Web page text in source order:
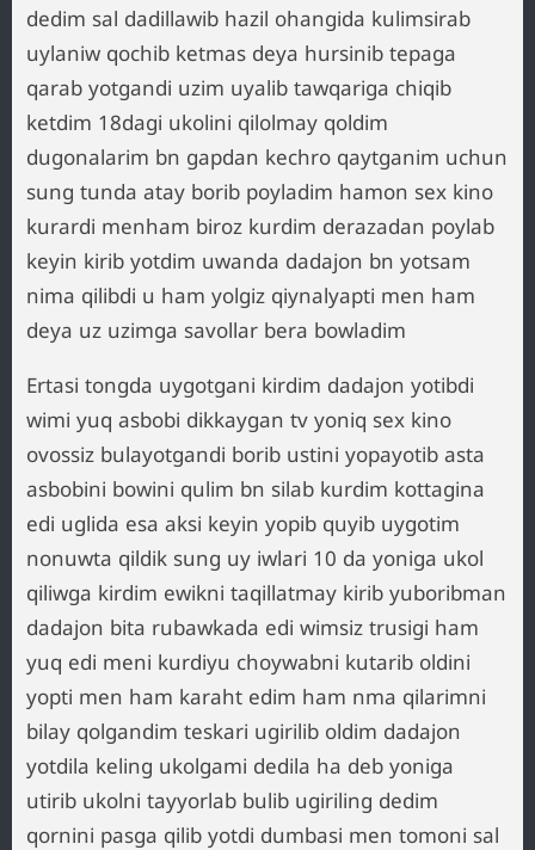
dedim sal dadillawib hazil ohangida kulimsirab
uylaniw qochib ketmas deya hursinib tepaga
qarab yotgandi uzim uyalib tawqariga chiqib
ketdim 18dagi ukolini qilolmay qoldim
dugonalarim bn gapdan kechro qaytganim uchun
sung tunda atay borib poyladim hamon sex kino
kurardi menham biroz kurdim derazadan poylab
keyin kirib yotdim uwanda dadajon bn yotsam
nima qilibdi u ham yolgiz qiynalyapti men ham
deya uz uzimga savollar bera bowladim
Ertasi tongda uygotgani kirdim dadajon yotibdi
wimi yuq asbobi dikkaygan tv yoniq sex kino
ovossiz bulayotgandi borib ustini yopayotib asta
asbobini bowini qulim bn silab kurdim kottagina
edi uglida esa aksi keyin yopib quyib uygotim
nonuwta qildik sung uy iwlari 10 da yoniga ukol
qiliwga kirdim ewikni taqillatmay kirib yuboribman
dadajon bita rubawkada edi wimsiz trusigi ham
yuq edi meni kurdiyu choywabni kutarib oldini
yopti men ham karaht edim ham nma qilarimni
bilay qolgandim teskari ugirilib oldim dadajon
yotdila keling ukolgami dedila ha deb yoniga
utirib ukolni tayyorlab bulib ugiriling dedim
qornini pasga qilib yotdi dumbasi men tomoni sal